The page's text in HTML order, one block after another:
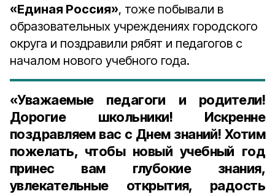
«Единая Россия», тоже побывали в
образовательных учреждениях городского
округа и поздравили рябят и педагогов с
началом нового учебного года.
«Уважаемые педагоги и родители!
Дорогие школьники! Искренне
поздравляем вас с Днем знаний! Хотим
пожелать, чтобы новый учебный год
принес вам глубокие знания,
увлекательные открытия, радость